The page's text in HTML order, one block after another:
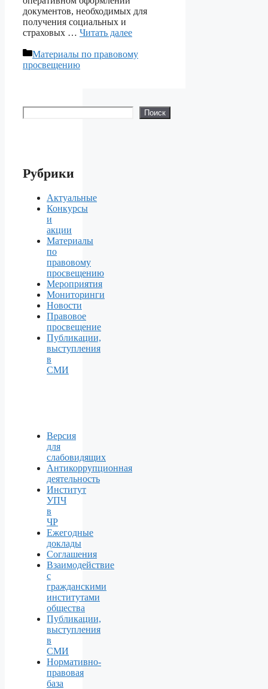
документов, необходимых для
получения социальных и
страховых … Читать далее
Рубрики
Материалы по правовому
просвещению
Поиск Поиск
Рубрики
Актуальные
Конкурсы
и
акции
Материалы
по
правовому
просвещению
Мероприятия
Мониторинги
Новости
Правовое
просвещение
Публикации,
выступления
в
СМИ
Версия
для
слабовидящих
Антикоррупционная
деятельность
Институт
УПЧ
в
ЧР
Ежегодные
доклады
Соглашения
Взаимодействие
с
гражданскими
институтами
общества
Публикации,
выступления
в
СМИ
Нормативно-
правовая
база